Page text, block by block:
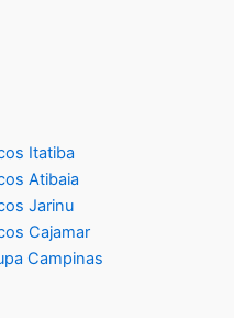
Itatiba
Atibaia
Jarinu
Cajamar
Campinas